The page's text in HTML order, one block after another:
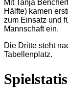
Mit Tanja
Hälfte) kamen
zum Einsatz und
Mannschaft ein.
Die Dritte steht
Tabellenplatz.